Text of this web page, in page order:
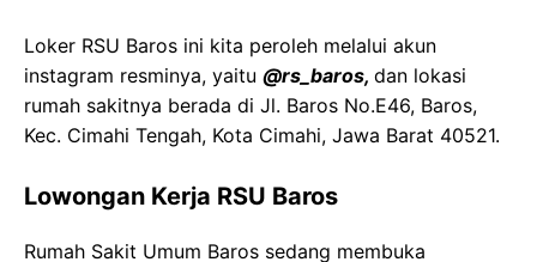
Loker RSU Baros ini kita peroleh melalui akun
instagram resminya, yaitu @rs_baros, dan lokasi
rumah sakitnya berada di Jl. Baros No.E46, Baros,
Kec. Cimahi Tengah, Kota Cimahi, Jawa Barat 40521.
Lowongan Kerja RSU Baros
Rumah Sakit Umum Baros sedang membuka